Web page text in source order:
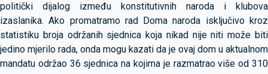
politički dijalog između konstitutivnih naroda i klubova
izaslanika. Ako promatramo rad Doma naroda isključivo kroz
statistiku broja održanih sjednica koja nikad nije niti može biti
jedino mjerilo rada, onda mogu kazati da je ovaj dom u aktualnom
mandatu održao 36 sjednica na kojima je razmatrao više od 310